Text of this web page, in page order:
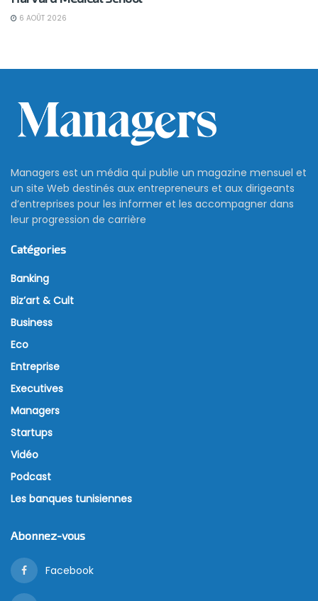
6 AOÛT 2026
Une délégation du groupe
Accor chez le ministre du
tourisme
24 novembre 2021
L’année 2022 sera, d’après plusieurs analystes,
l’année de la reprise du tourisme dans le monde. Les
œuvrent, ainsi, à assurer une reprise réussie après
plus de deux ans de crise.
hôtelier français Accor a rencontré, mardi 23
novembre 2021, Mohamed Moez Belhassine, ministre
du tourisme.
D’après un communiqué publié par le ministère, le
groupe français aurait exprimé sa volonté “d’attirer
délégation a également affirmé sa prédisposition à
lancer, en collaboration avec les autorités